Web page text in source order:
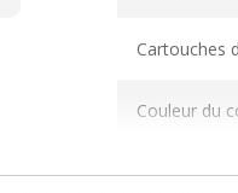
Cartouches
Couleur du
Nombre de